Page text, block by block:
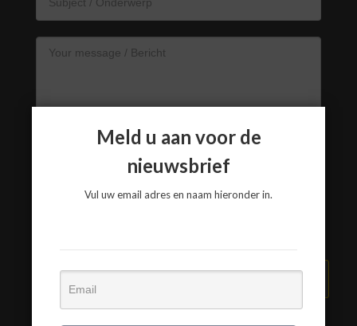
Meld u aan voor de
nieuwsbrief
Vul uw email adres en naam hieronder in.